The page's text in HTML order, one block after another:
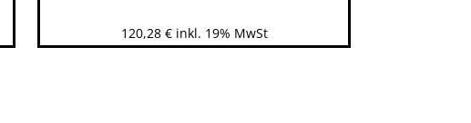
120,28 € inkl. 19% MwSt